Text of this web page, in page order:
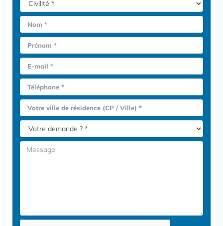
Nom *
Prénom *
E-mail *
Téléphone *
Votre ville de résidence (CP / Ville) *